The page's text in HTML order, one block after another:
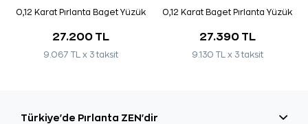
0,12 Karat Pırlanta Baget Yüzük
27.200 TL
9.067 TL x 3 taksit
0,12 Karat Baget Pırlanta Yüzük
27.390 TL
9.130 TL x 3 taksit
Türkiye'de Pırlanta ZEN'dir